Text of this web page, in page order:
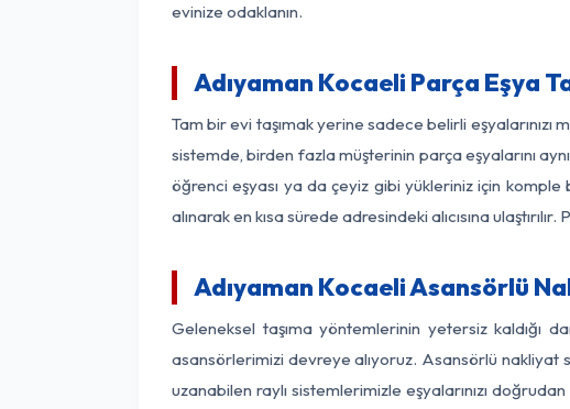
evinize odaklanın.
Adıyaman Kocaeli Parça Eşya
Tam bir evi taşımak yerine sadece belirli
sistemde, birden fazla müşterinin parça eşyalarını
öğrenci eşyası ya da çeyiz gibi yükleriniz için komple
alınarak en kısa sürede adresindeki alıcısına
Adıyaman Kocaeli Asansörlü
Geleneksel taşıma yöntemlerinin yetersiz kaldığı
asansörlerimizi devreye alıyoruz. Asansörlü nakliyat
uzanabilen raylı sistemlerimizle eşyalarınızı